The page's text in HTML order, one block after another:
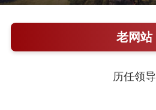
科学研究
教学培养
老网站
历任领导